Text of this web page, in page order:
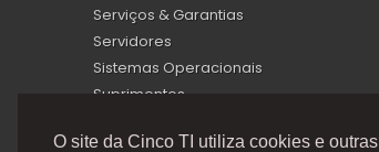
O site da Cinco TI utiliza cookies e outras
Serviços & Garantias
Servidores
Sistemas Operacionais
Suprimentos